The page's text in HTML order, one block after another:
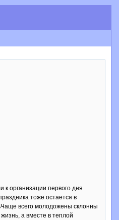
организации первого дня
тоже остается в
Чаще всего молодожены склонны
а вместе в теплой